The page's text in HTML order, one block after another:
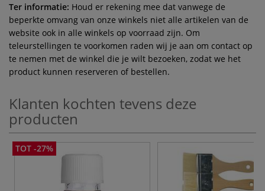
Ter informatie: Houd er rekening mee dat vanwege de
beperkte omvang van onze winkels niet alle artikelen van de
website ook in alle winkels op voorraad zijn. Om
teleurstellingen te voorkomen raden wij je aan om contact op
te nemen met de winkel die je wilt bezoeken, zodat we het
product kunnen reserveren of bestellen.
Klanten kochten tevens deze
producten
TOT -27%